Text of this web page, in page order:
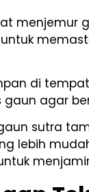
di
agar
sutra
lebih